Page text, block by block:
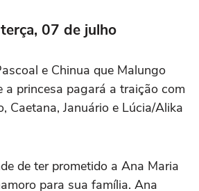
07 de julho
e Chinua que Malungo
a princesa pagará a traição com
Caetana, Januário e Lúcia/Alika
de ter prometido a Ana Maria
para sua família. Ana